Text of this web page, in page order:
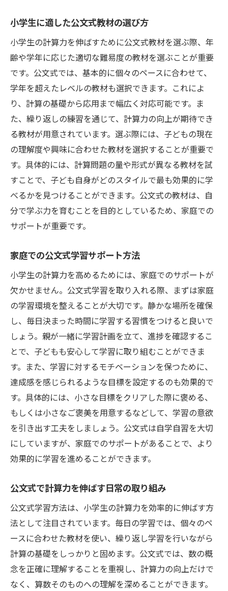
小学生の計算力向上の秘訣は公文式学習にあり
公文式で計算力を底上げするためのポイン
ト
小学生が楽しみながら学べる公文式活用法
公文式を通じて学ぶ数の概念の重要性
公文式での反復練習がもたらす効果
公文式を活用した学習計画の立て方
公文式で計算力を鍛える具体的なステップ
公文式で育む小学生の計算力と理解力の関係
公文式が計算力と理解力を同時に高める仕
組み
公文式で理解力を深めるためのアプローチ
計算力が向上することで得られる学習効果
公文式学習における理解力向上の秘訣
公文式で学ぶことが理解力を高める理由
小学生における公文式学習の実践とその効果
公文式学習を始めるための準備と心構え
実際の公文式学習プロセスとその効果
公文式での成果を最大化させるための工夫
公文式学習で得られる具体的な効果の事例
公文式学習がもたらす長期的な学習効果
公文式での学びを深めるための実践例
公文式を通して小学生の計算力を効率的にアッ
プする方法
効率的な計算力アップのための公文式活用
法
公文式が提供する計算力向上のためのサポ
ート
公文式学習の効果を最大限に引き出すには
公文式で計算力を効率的に伸ばす実践例
小学生に適した公文式教材の選び方
小学生の計算力を伸ばすために公文式教材を選ぶ際、年
齢や学年に応じた適切な難易度の教材を選ぶことが重要
です。公文式では、基本的に個々のペースに合わせて、
学年を超えたレベルの教材も選択できます。これによ
り、計算の基礎から応用まで幅広く対応可能です。ま
た、繰り返しの練習を通じて、計算力の向上が期待でき
る教材が用意されています。選ぶ際には、子どもの現在
の理解度や興味に合わせた教材を選択することが重要で
す。具体的には、計算問題の量や形式が異なる教材を試
すことで、子ども自身がどのスタイルで最も効果的に学
べるかを見つけることができます。公文式の教材は、自
分で学ぶ力を育むことを目的としているため、家庭での
サポートが重要です。
家庭での公文式学習サポート方法
小学生の計算力を高めるためには、家庭でのサポートが
欠かせません。公文式学習を取り入れる際、まずは家庭
の学習環境を整えることが大切です。静かな場所を確保
し、毎日決まった時間に学習する習慣をつけると良いで
しょう。親が一緒に学習計画を立て、進捗を確認するこ
とで、子どもも安心して学習に取り組むことができま
す。また、学習に対するモチベーションを保つために、
達成感を感じられるような目標を設定するのも効果的で
す。具体的には、小さな目標をクリアした際に褒める、
もしくは小さなご褒美を用意するなどして、学習の意欲
を引き出す工夫をしましょう。公文式は自学自習を大切
にしていますが、家庭でのサポートがあることで、より
効果的に学習を進めることができます。
公文式で計算力を伸ばす日常の取り組み
公文式学習方法は、小学生の計算力を効率的に伸ばす方
法として注目されています。毎日の学習では、個々のペ
ースに合わせた教材を使い、繰り返し学習を行いながら
計算の基礎をしっかりと固めます。公文式では、数の概
念を正確に理解することを重視し、計算力の向上だけで
なく、算数そのものへの理解を深めることができます。